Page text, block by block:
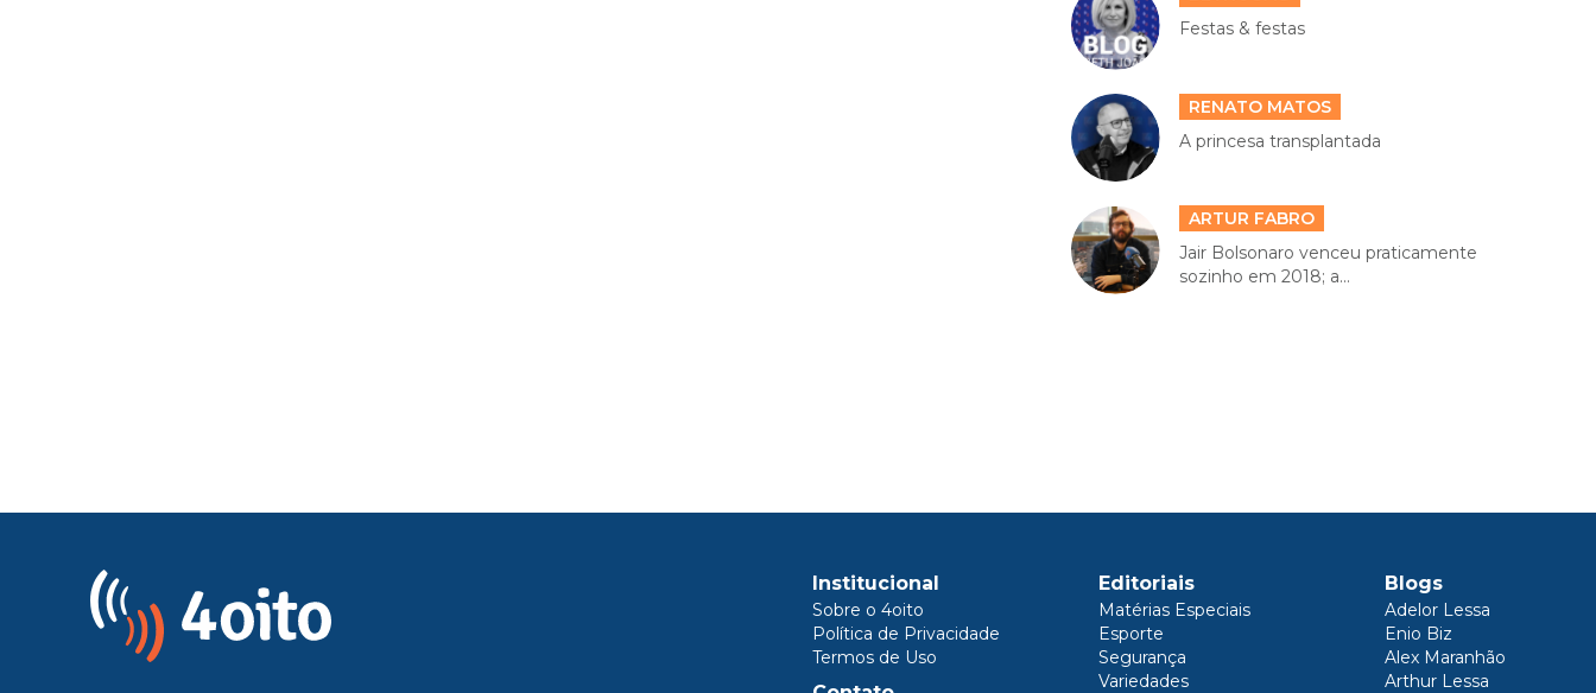
Festas & festas
RENATO MATOS
A princesa transplantada
ARTUR FABRO
Jair Bolsonaro venceu praticamente
sozinho em 2018; a...
Institucional
Sobre o 4oito
Política de Privacidade
Termos de Uso
Editoriais
Matérias Especiais
Esporte
Segurança
Variedades
Blogs
Adelor Lessa
Enio Biz
Alex Maranhão
Arthur Lessa